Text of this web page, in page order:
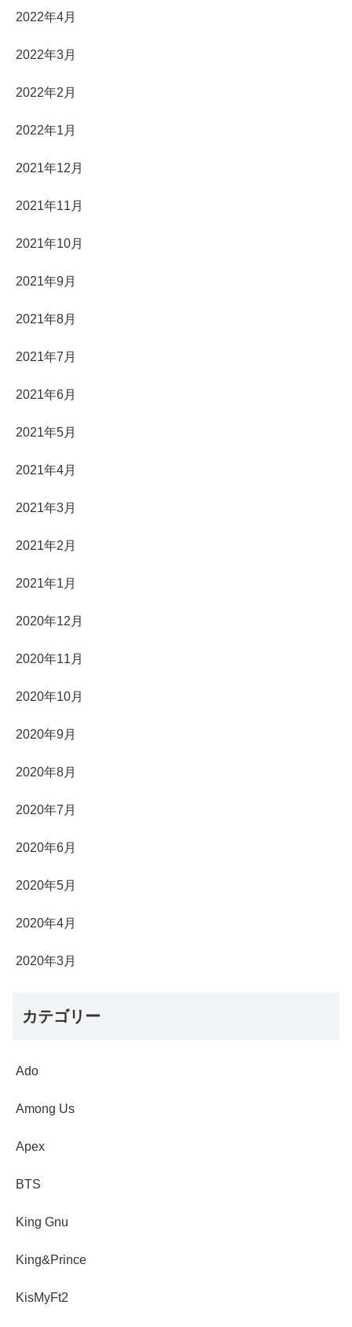
2022年4月
2022年3月
2022年2月
2022年1月
2021年12月
2021年11月
2021年10月
2021年9月
2021年8月
2021年7月
2021年6月
2021年5月
2021年4月
2021年3月
2021年2月
2021年1月
2020年12月
2020年11月
2020年10月
2020年9月
2020年8月
2020年7月
2020年6月
2020年5月
2020年4月
2020年3月
カテゴリー
Ado
Among Us
Apex
BTS
King Gnu
King&Prince
KisMyFt2